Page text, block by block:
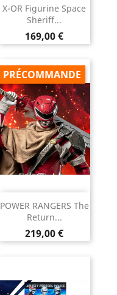
X-OR Figurine Space
Sheriff...
Prix
169,00 €
POWER RANGERS The
Return...
Prix
219,00 €
PRÉCOMMANDE